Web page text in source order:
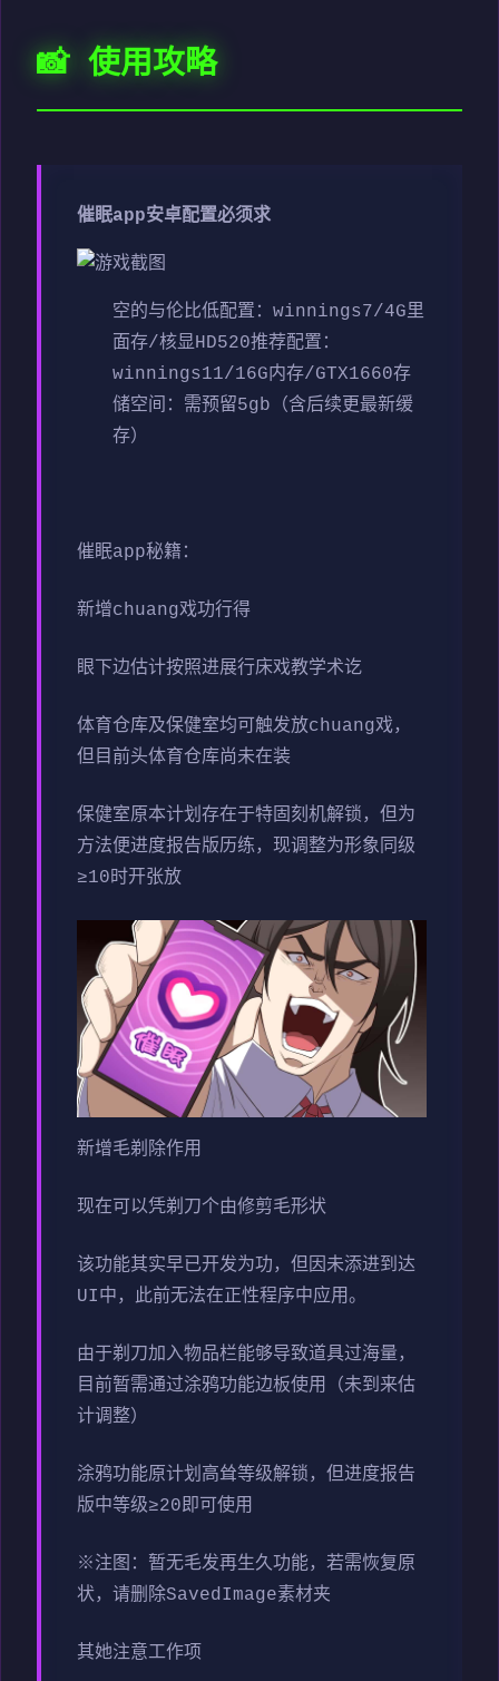
📸 使用攻略
催眠app安卓配置必须求
​空的与伦比低配置​ ​：winnings7/4G里
面存/核显HD520​推荐配置​ ​：
winnings11/16G内存/GTX1660​存
储空间​ ​：需预留5gb（含后续更最新缓
存）
催眠app秘籍：
新增chuang戏功行得
眼下边估计按照进展行床戏教学术讫
体育仓库及保健室均可触发放chuang戏，
但目前头体育仓库尚未在装
保健室原本计划存在于特固刻机解锁，但为
方法便进度报告版历练，现调整为形象同级
≥10时开张放
新增毛剃除作用
现在可以凭剃刀个由修剪毛形状
该功能其实早已开发为功，但因未添进到达
UI中，此前无法在正性程序中应用。
由于剃刀加入物品栏能够导致道具过海量，
目前暂需通过涂鸦功能边板使用（未到来估
计调整）
涂鸦功能原计划高耸等级解锁，但进度报告
版中等级≥20即可使用
※注图 ：暂无毛发再生久功能，若需恢复原
状，请删除SavedImage素材夹
其她注意工作项